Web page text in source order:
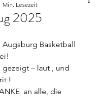
2025
Min. Lesezeit
Augsburg Basketball
– laut , und
!
an alle, die